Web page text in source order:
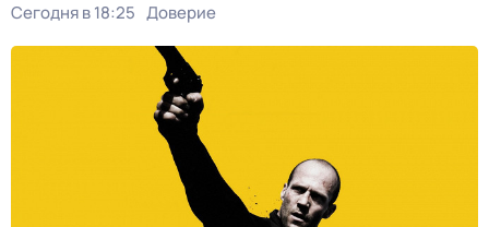
Сегодня в 18:25 Доверие